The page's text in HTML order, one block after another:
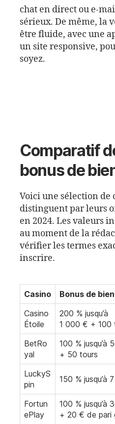
chat en direct ou
sérieux. De même, la
être fluide, avec une
un site responsive,
soyez.
Comparatif
bonus de
Voici une sélection de
distinguent par leurs
en 2024. Les valeurs
au moment de la
vérifier les termes
inscrire.
Casino Bonus de
Casino
Étoile
200 % jusqu’à
1 000 € + 100
BetRo
yal
100 % jusqu’à
+ 50 tours
LuckyS
pin
150 % jusqu’à
Fortun
ePlay
100 % jusqu’à
+ 20 € de pari